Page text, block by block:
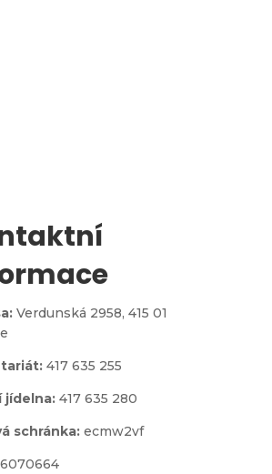
Verdunská 2958, 415 01
417 635 255
jídelna: 417 635 280
schránka: ecmw2vf